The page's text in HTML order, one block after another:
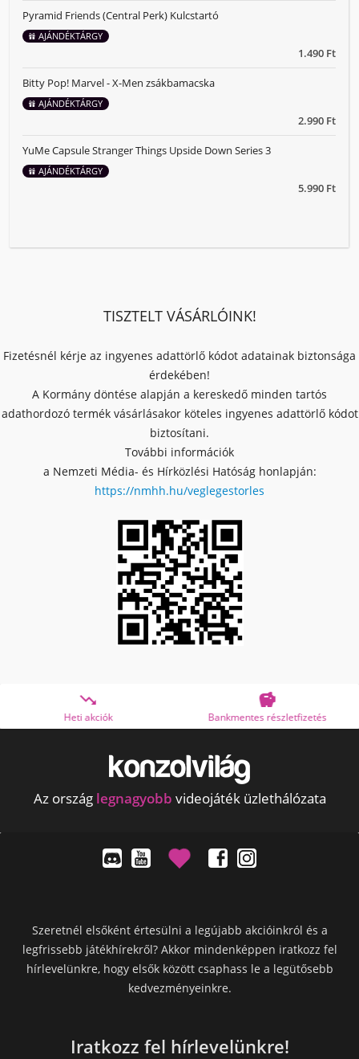
1.490 Ft
Pyramid Friends (Central Perk) Kulcstartó
AJÁNDÉKTÁRGY
2.990 Ft
Bitty Pop! Marvel - X-Men zsákbamacska
AJÁNDÉKTÁRGY
5.990 Ft
YuMe Capsule Stranger Things Upside Down Series 3
AJÁNDÉKTÁRGY
TISZTELT VÁSÁRLÓINK!
Fizetésnél kérje az ingyenes adattörlő kódot adatainak biztonsága
érdekében!
A Kormány döntése alapján a kereskedő minden tartós
adathordozó termék vásárlásakor köteles ingyenes adattörlő kódot
biztosítani.
További információk
a Nemzeti Média- és Hírközlési Hatóság honlapján:
https://nmhh.hu/veglegestorles
Bankmentes részletfizetés OTP Online Áruhitel
Az ország legnagyobb videojáték üzlethálózata
Szeretnél elsőként értesülni a legújabb akcióinkról és a
legfrissebb játékhírekről? Akkor mindenképpen iratkozz fel
hírlevelünkre, hogy elsők között csaphass le a legütősebb
kedvezményeinkre.
Iratkozz fel hírlevelünkre!